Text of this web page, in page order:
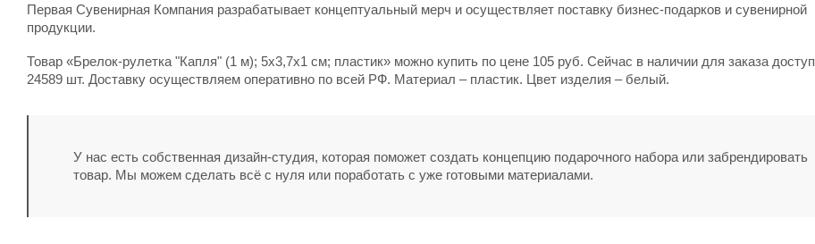
Первая Сувенирная Компания разрабатывает концептуальный мерч и осуществляет поставку бизнес-подарков и сувенирной
продукции.
Товар «Брелок-рулетка "Капля" (1 м); 5х3,7х1 см; пластик» можно купить по цене 105 руб. Сейчас в наличии для заказа
24589 шт. Доставку осуществляем оперативно по всей РФ. Материал – пластик. Цвет изделия – белый.
У нас есть собственная дизайн-студия, которая поможет создать концепцию подарочного набора или забрендировать
товар. Мы можем сделать всё с нуля или поработать с уже готовыми материалами.